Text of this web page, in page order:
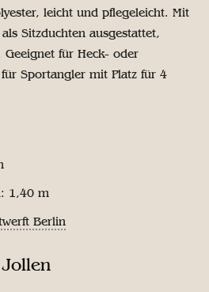
leicht und pflegeleicht. Mit
Sitzduchten ausgestattet,
Geeignet für Heck- oder
Sportangler mit Platz für 4
1,40 m
Berlin